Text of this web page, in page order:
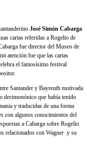
José Simón Cabarga
cartas referidas a Rogelio de
fue director del Museo de
atención fue que las cartas
el famosísimo festival
Santander y Bayreuth motivada
decimonónico que había tenido
y traducidas de una forma
con algunos conocimientos del
a Cabarga sobre Rogelio
relacionados con Wagner y su